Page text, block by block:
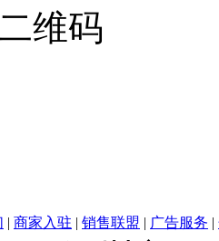
维码
商家入驻 销售联盟 广告服务